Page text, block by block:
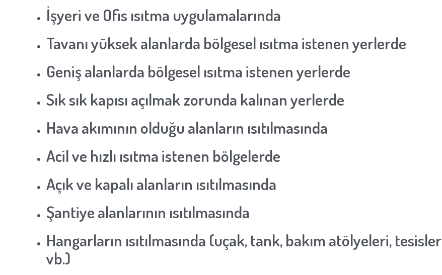
İşyeri ve Ofis ısıtma uygulamalarında
Tavanı yüksek alanlarda bölgesel ısıtma istenen yerlerde
Geniş alanlarda bölgesel ısıtma istenen yerlerde
Sık sık kapısı açılmak zorunda kalınan yerlerde
Hava akımının olduğu alanların ısıtılmasında
Acil ve hızlı ısıtma istenen bölgelerde
Açık ve kapalı alanların ısıtılmasında
Şantiye alanlarının ısıtılmasında
Hangarların ısıtılmasında (uçak, tank, bakım atölyeleri, tesisler
vb.)